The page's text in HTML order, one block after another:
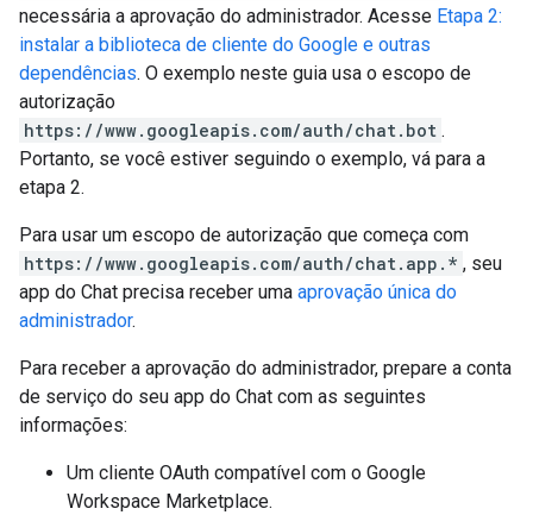
necessária a aprovação do administrador. Acesse Etapa 2:
instalar a biblioteca de cliente do Google e outras
dependências. O exemplo neste guia usa o escopo de
autorização
https://www.googleapis.com/auth/chat.bot .
Portanto, se você estiver seguindo o exemplo, vá para a
etapa 2.
Para usar um escopo de autorização que começa com
https://www.googleapis.com/auth/chat.app.* , seu
app do Chat precisa receber uma aprovação única do
administrador.
Para receber a aprovação do administrador, prepare a conta
de serviço do seu app do Chat com as seguintes
informações:
Um cliente OAuth compatível com o Google
Workspace Marketplace.